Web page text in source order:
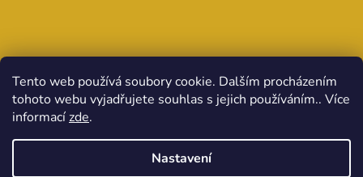
Tento web používá soubory cookie. Dalším procházením
tohoto webu vyjadřujete souhlas s jejich používáním.. Více
informacízde.
Nastavení